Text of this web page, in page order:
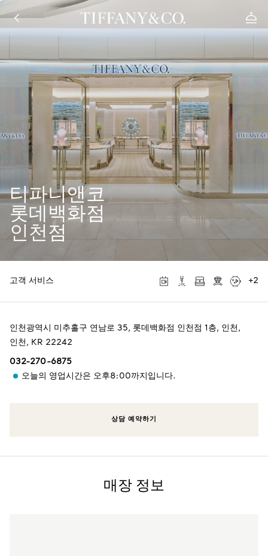
티파니앤코
롯데백화점
인천점
고객 서비스 +2
인천광역시 미추홀구 연남로 35, 롯데백화점 인천점 1층, 인천,
인천, KR 22242
032-270-6875
오늘의 영업시간은 오후8:00까지입니다.
상담 예약하기
매장 정보